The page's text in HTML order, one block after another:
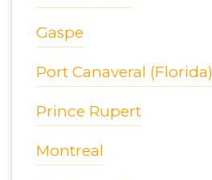
Gaspe
Port Canaveral (Florida)
Prince Rupert
Montreal